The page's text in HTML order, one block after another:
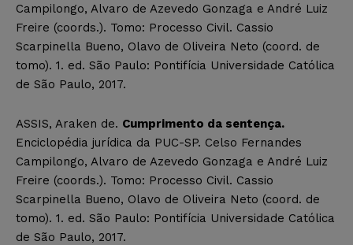
Campilongo, Alvaro de Azevedo Gonzaga e André Luiz
Freire (coords.). Tomo: Processo Civil. Cassio
Scarpinella Bueno, Olavo de Oliveira Neto (coord. de
tomo). 1. ed. São Paulo: Pontifícia Universidade Católica
de São Paulo, 2017.
ASSIS, Araken de. Cumprimento da sentença.
Enciclopédia jurídica da PUC-SP. Celso Fernandes
Campilongo, Alvaro de Azevedo Gonzaga e André Luiz
Freire (coords.). Tomo: Processo Civil. Cassio
Scarpinella Bueno, Olavo de Oliveira Neto (coord. de
tomo). 1. ed. São Paulo: Pontifícia Universidade Católica
de São Paulo, 2017.